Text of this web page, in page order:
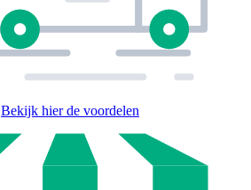
Bekijk hier de voordelen